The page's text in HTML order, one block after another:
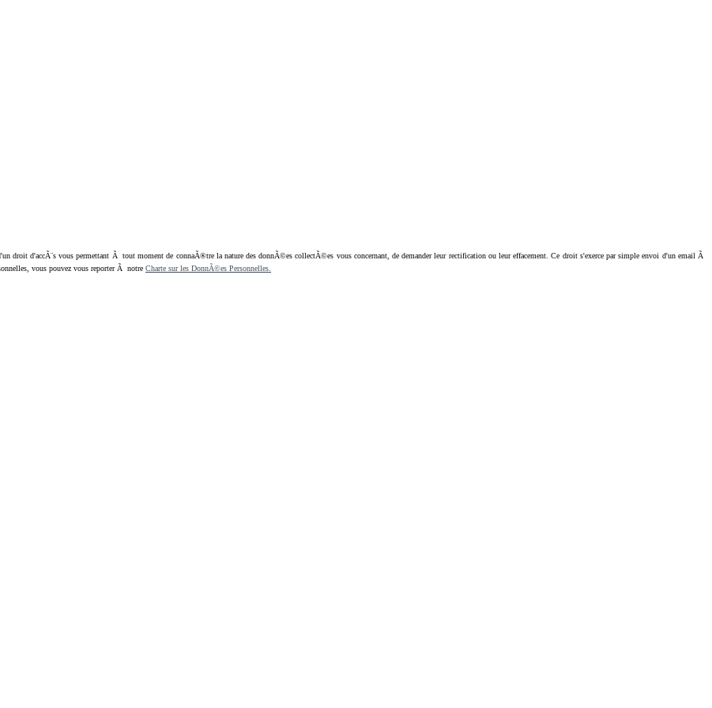
d'accÃ¨s vous permettant Ã tout moment de connaÃ®tre la nature des donnÃ©es collectÃ©es vous concernant, de demander leur rectification ou leur effacement. Ce droit s'exerce par simple envoi d'un email Ã
vous pouvez vous reporter Ã notre Charte sur les DonnÃ©es Personnelles.